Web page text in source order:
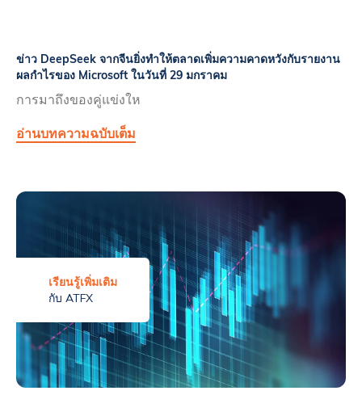
ข่าว DeepSeek จากจีนยิ่งทำให้ตลาดเพิ่มความคาดหวังกับรายงาน
ผลกำไรของ Microsoft ในวันที่ 29 มกราคม
การมาถึงของคู่แข่งให
อ่านบทความฉบับเต็ม
เรียนรู้เพิ่มเติม
กับ ATFX